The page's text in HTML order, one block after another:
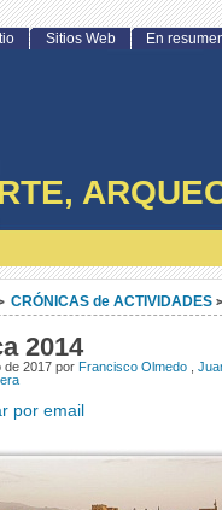
CRÓNICAS de ACTIVIDADES >
2014
de 2017 por Francisco Olmedo,
por email
Sitios Web En